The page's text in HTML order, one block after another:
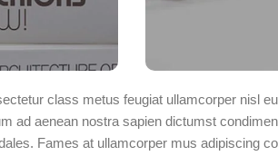
class metus feugiat ullamcorper nisl
ad aenean nostra sapien dictumst
Fames at ullamcorper mus adipiscing